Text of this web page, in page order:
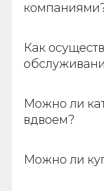
Как
Можно ли
вдвоем?
Можно ли